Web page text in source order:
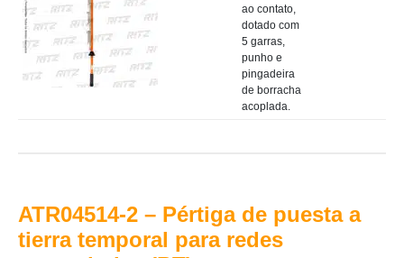
ao contato,
dotado com
5 garras,
punho e
pingadeira
de borracha
acoplada.
ATR04514-2 – Pértiga de puesta a
tierra temporal para redes